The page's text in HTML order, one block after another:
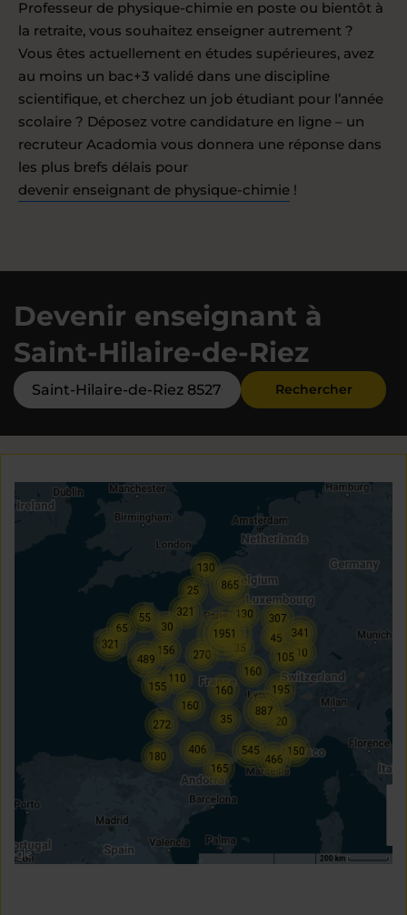
Professeur de physique-chimie en poste ou bientôt à
la retraite, vous souhaitez enseigner autrement ?
Vous êtes actuellement en études supérieures, avez
au moins un bac+3 validé dans une discipline
scientifique, et cherchez un job étudiant pour l’année
scolaire ? Déposez votre candidature en ligne – un
recruteur Acadomia vous donnera une réponse dans
les plus brefs délais pour
devenir enseignant de physique-chimie !
Devenir enseignant à
Saint-Hilaire-de-Riez
Rechercher